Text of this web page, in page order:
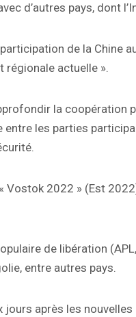
d’autres pays, dont
de la Chine
actuelle ».
la coopération
les parties
Vostok 2022 » (Est
de libération
entre autres pays.
jours après les